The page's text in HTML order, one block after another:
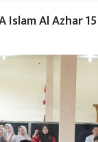
Islam Al Azhar